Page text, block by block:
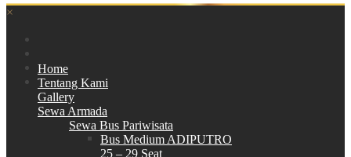
×
Home
Tentang Kami
Gallery
Sewa Armada
Sewa Bus Pariwisata
Bus Medium ADIPUTRO
25 – 29 Seat